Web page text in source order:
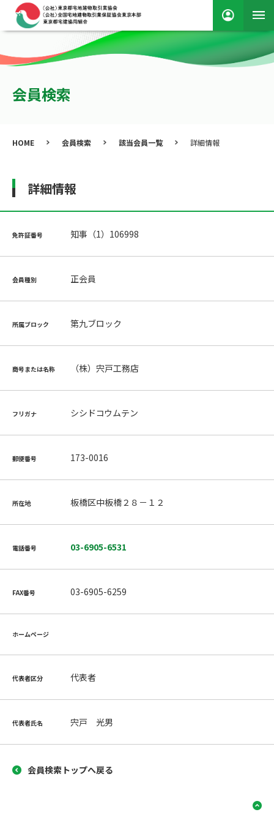
会員検索
HOME 会員検索 該当会員一覧 詳細情報
詳細情報
免許証番号 知事（1）106998
会員種別 正会員
所属ブロック 第九ブロック
商号または名称 （株）宍戸工務店
フリガナ シシドコウムテン
郵便番号 173-0016
所在地 板橋区中板橋２８－１２
電話番号 03-6905-6531
FAX番号 03-6905-6259
ホームページ
代表者区分 代表者
代表者氏名 宍戸 光男
会員検索トップへ戻る